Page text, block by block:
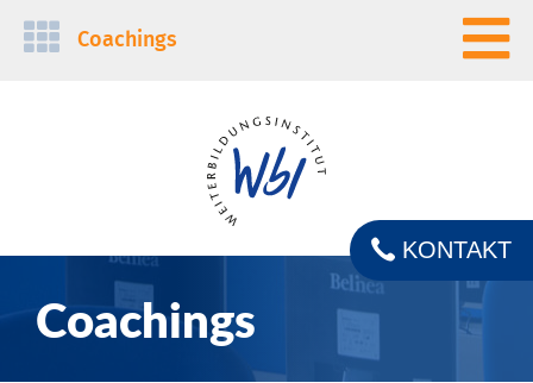
Navigation
Coachings
Coachings
KONTAKT